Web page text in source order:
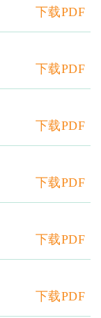
下载PDF
下载PDF
下载PDF
下载PDF
下载PDF
下载PDF